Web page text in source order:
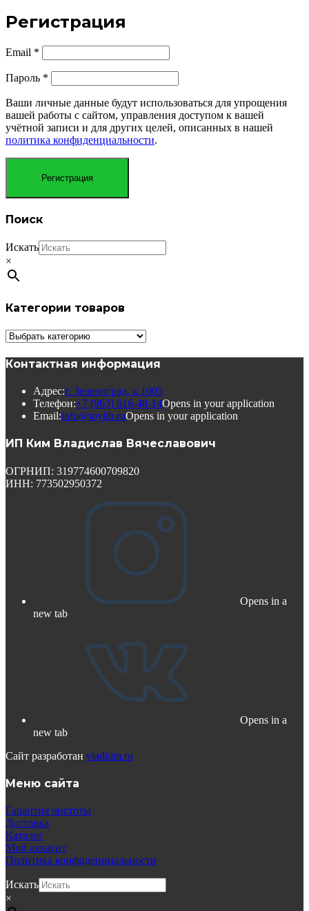
Регистрация
Email *
Пароль *
Ваши личные данные будут использоваться для упрощения
вашей работы с сайтом, управления доступом к вашей
учётной записи и для других целей, описанных в нашей
политика конфиденциальности.
Регистрация
Поиск
Искать
×
Категории товаров
Контактная информация
Адрес:г. Зеленоград, к.1005
Телефон:+7 (963) 616-48-14Opens in your application
Email:info@toylib.ruOpens in your application
ИП Ким Владислав Вячеславович
ОГРНИП: 319774600709820
ИНН: 773502950372
Opens in a
new tab
Opens in a
new tab
Сайт разработан vladkim.ru
Меню сайта
Гарантия чистоты
Доставка
Каталог
Мой аккаунт
Политика конфиденциальности
Искать
×